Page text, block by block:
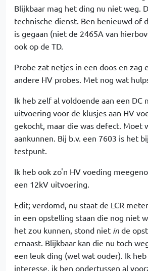
Blijkbaar mag het ding nu niet weg.
technische dienst. Ben benieuwd of
is gegaan (niet de 2465A van
ook op de TD.
Probe zat netjes in een doos en zag
andere HV probes. Met nog wat
Ik heb zelf al voldoende aan een DC
uitvoering voor de klusjes aan HV
gekocht, maar die was defect. Moet
aankunnen. Bij b.v. een 7603 is het
testpunt.
Ik heb ook zo'n HV voeding
een 12kV uitvoering.
Edit; verdomd, nu staat de LCR
in een opstelling staan die nog niet
het zou kunnen, stond niet in de
ernaast. Blijkbaar kan die nu toch
een leuk ding (wel wat ouder). Ik
interesse, ik ben ondertussen al